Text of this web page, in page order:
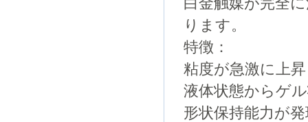
白金触媒が完全
ります。
特徴：
粘度が急激に上昇
液体状態からゲ
形状保持能力が